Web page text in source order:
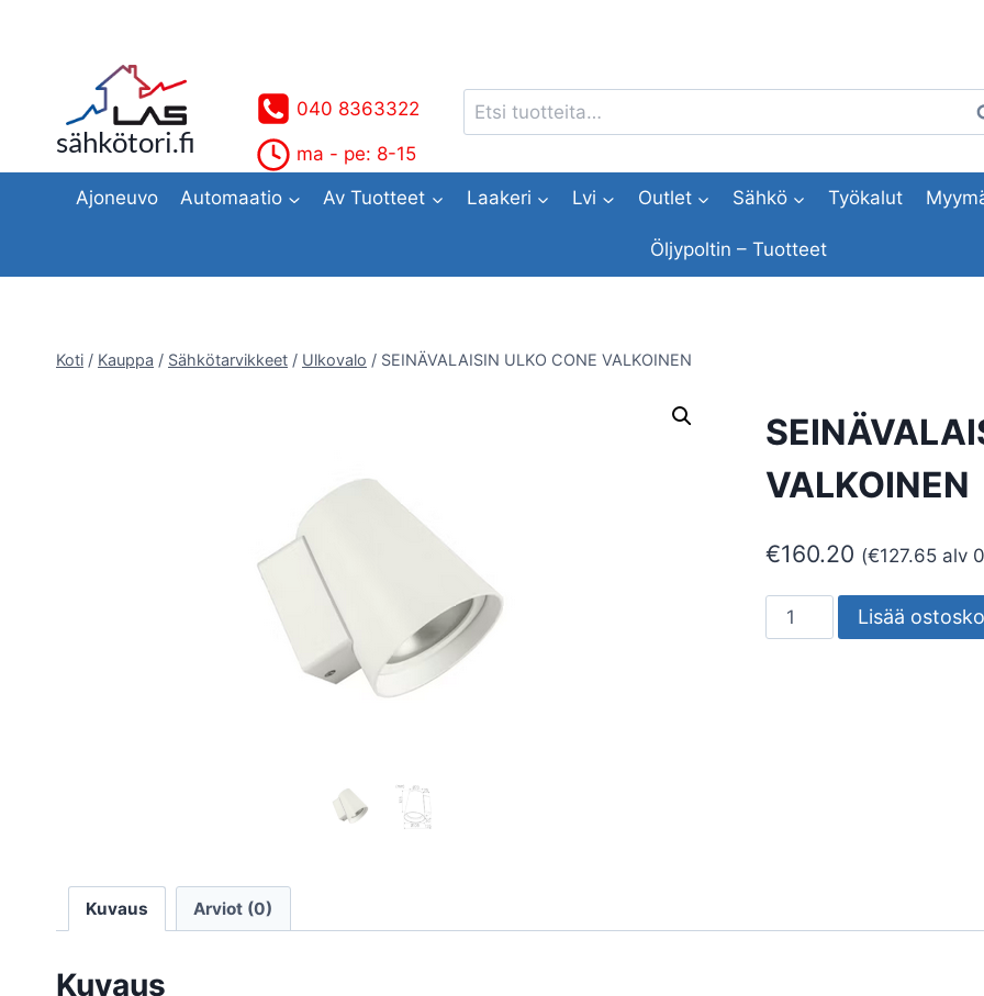
sähkötori.fi
040 8363322
ma - pe: 8-15
Etsi:
Ajoneuvo Automaatio Av Tuotteet Laakeri Lvi Outlet Sähkö Työkalut
Öljypoltin – Tuotteet
Koti / Kauppa / Sähkötarvikkeet / Ulkovalo / SEINÄVALAISIN ULKO CONE VALKOINEN
VALKOINEN
€160.20 (€127.65alv
SEINÄVALAISIN
ULKO
Lisää
Kuvaus Arviot (0)
Kuvaus